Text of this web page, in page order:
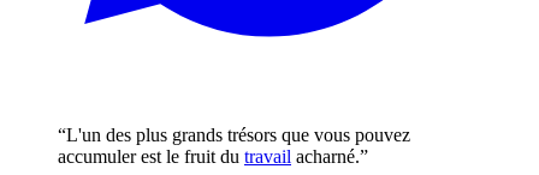
“L'un des plus grands trésors que vous pouvez
accumuler est le fruit du travail acharné.”